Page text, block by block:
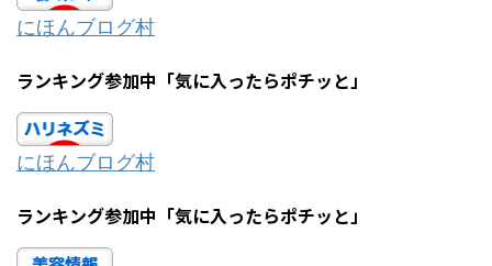
にほんブログ村
ランキング参加中「気に入ったらポチッと」
にほんブログ村
ランキング参加中「気に入ったらポチッと」